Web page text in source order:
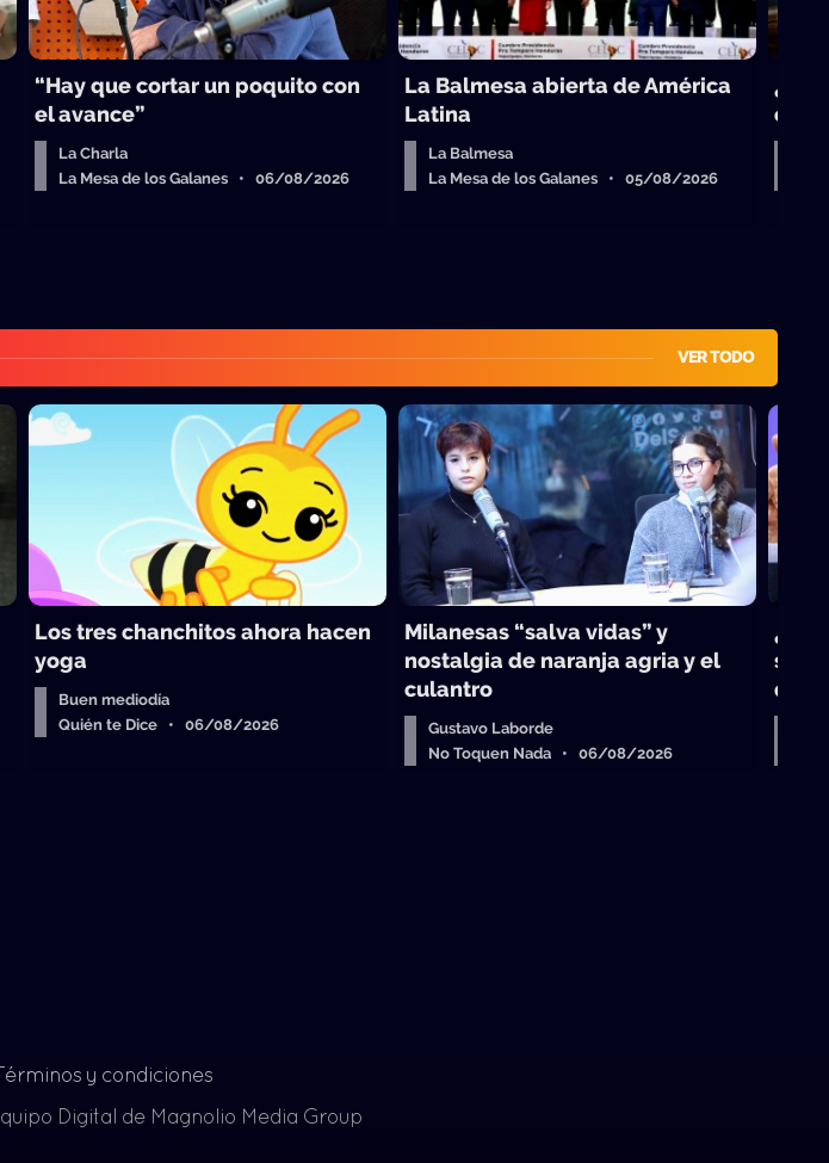
“Hay que cortar un poquito con
el avance”
La Charla
La Mesa de los Galanes • 06/08/2026
La Balmesa abierta de América
Latina
La Balmesa
La Mesa de los Galanes • 05/08/2026
VER TODO
Los tres chanchitos ahora hacen
yoga
Buen mediodía
Quién te Dice • 06/08/2026
Milanesas “salva vidas” y
nostalgia de naranja agria y el
culantro
Gustavo Laborde
No Toquen Nada • 06/08/2026
que
y condiciones
Digital de Magnolio Media Group